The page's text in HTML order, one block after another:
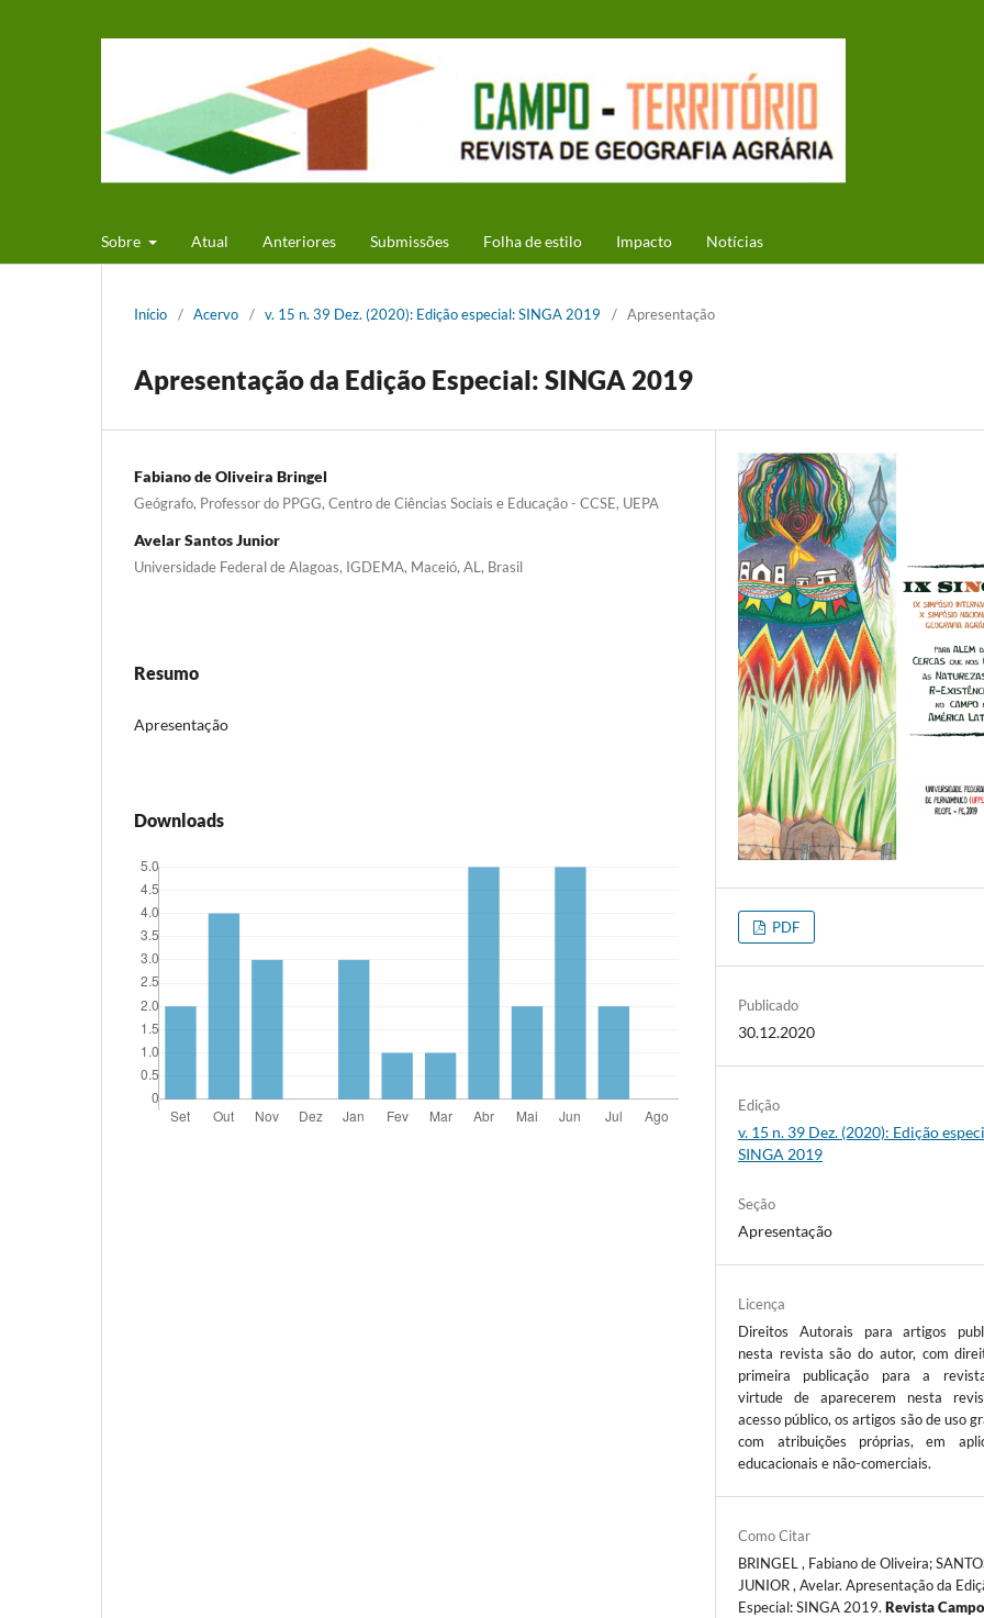
Sobre Atual Anteriores Submissões Folha de estilo Impacto Notícias
Início / Acervo / v. 15 n. 39 Dez. (2020): Edição especial: SINGA 2019 / Apresentação
Apresentação da Edição Especial: SINGA 2019
Fabiano de Oliveira Bringel
Geógrafo, Professor do PPGG, Centro de Ciências Sociais e Educação - CCSE, UEPA
Avelar Santos Junior
Universidade Federal de Alagoas, IGDEMA, Maceió, AL, Brasil
Resumo
Apresentação
Downloads
PDF
Publicado
30.12.2020
Edição
v. 15 n. 39 Dez. (2020): Edição
SINGA 2019
Seção
Apresentação
Licença
Direitos Autorais para artigos
nesta revista são do autor, com
primeira publicação para a
virtude de aparecerem nesta
acesso público, os artigos são de uso
com atribuições próprias, em
educacionais e não-comerciais.
Como Citar
BRINGEL , Fabiano de Oliveira;
JUNIOR , Avelar. Apresentação da
Especial: SINGA 2019.Revista